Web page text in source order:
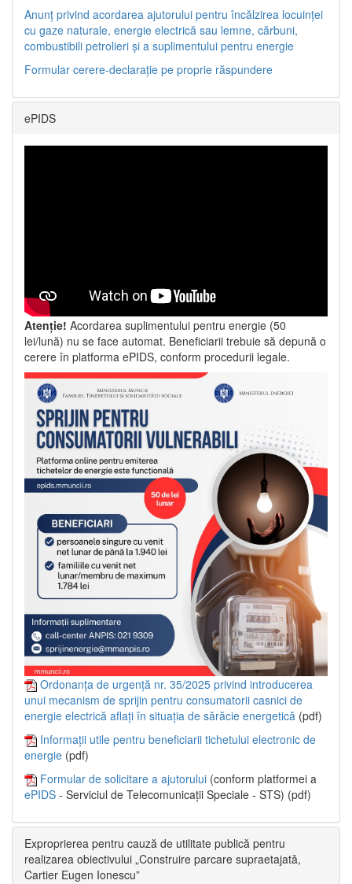
Anunț privind acordarea ajutorului pentru încălzirea locuinței
cu gaze naturale, energie electrică sau lemne, cărbuni,
combustibili petrolieri și a suplimentului pentru energie
Formular cerere-declarație pe proprie răspundere
ePIDS
Atenție! Acordarea suplimentului pentru energie (50
lei/lună) nu se face automat. Beneficiarii trebuie să depună o
cerere în platforma ePIDS, conform procedurii legale.
Ordonanța de urgență nr. 35/2025 privind introducerea
unui mecanism de sprijin pentru consumatorii casnici de
energie electrică aflați în situația de sărăcie energetică (pdf)
Informații utile pentru beneficiarii tichetului electronic de
energie (pdf)
Formular de solicitare a ajutorului (conform platformei a
ePIDS - Serviciul de Telecomunicații Speciale - STS) (pdf)
Exproprierea pentru cauză de utilitate publică pentru
realizarea obiectivului „Construire parcare supraetajată,
Cartier Eugen Ionescu”